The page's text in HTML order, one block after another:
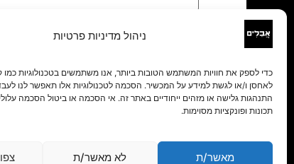
ניהול מדיניות פרטיות
לאחסן ו/או לגשת למידע על המכשיר. הסכמה לטכנולוגיות אלו תאפשר לנו לעבד
התנהגות גלישה או מזהים ייחודיים באתר זה. אי הסכמה או ביטול הסכמה
תכונות ופונקציות מסוימות.
מאשר/ת לא מאשר/ת